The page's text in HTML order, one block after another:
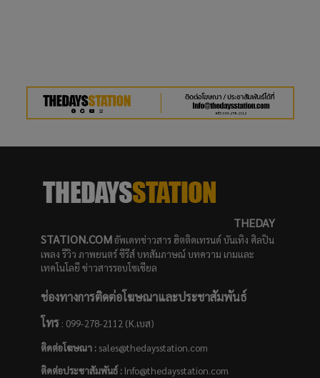
THEDAY
STATION.COMอัพเดทข่าวสาร ฮิตติดเทรนด์ บันเทิง ศิลปิน
เพลง รีวิว ภาพยนตร์ ซีรีส์ บทสัมภาษณ์ บทความ เกมและ
เทคโนโลยี ข่าวสารรอบโซเชียล
ช่องทางการติดต่อโฆษณาและประชาสัมพันธ์
โทร: 099-278-2112 (K.เบส)
ติดต่อโฆษณา :sales@thedaysstation.com
ติดต่อประชาสัมพันธ์: Info@thedaysstation.com